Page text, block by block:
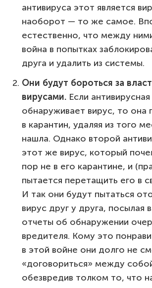
антивируса этот является
наоборот — то же самое.
естественно, что между
война в попытках
друга и удалить из системы.
Они будут бороться за
вирусами. Если
обнаруживает вирус, то она
в карантин, удаляя из того
нашла. Однако второй
этот же вирус, который
пор не в его карантине, и
пытается перетащить его в
И так они будут пытаться
вирус друг у друга, посылая
отчеты об обнаружении
вредителя. Кому это
в этой войне они долго не
«договориться» между
обезвредив толком то, что